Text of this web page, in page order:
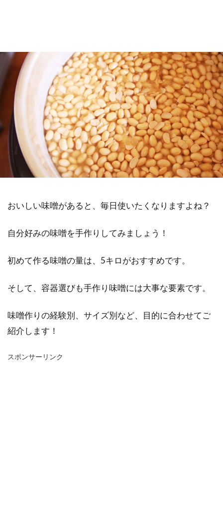
おいしい味噌があると、毎日使いたくなりますよね？
自分好みの味噌を手作りしてみましょう！
初めて作る味噌の量は、5キロがおすすめです。
そして、容器選びも手作り味噌には大事な要素です。
味噌作りの経験別、サイズ別など、目的に合わせてご
紹介します！
スポンサーリンク